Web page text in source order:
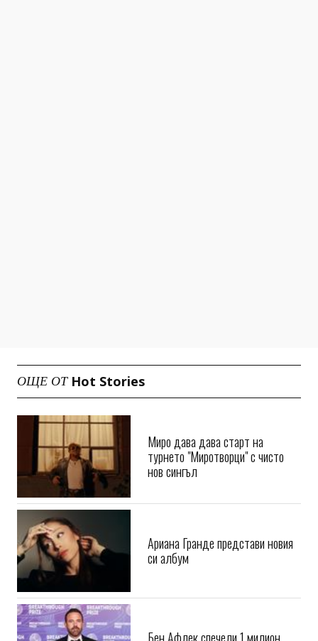
ОЩЕ ОТ Hot Stories
Миро дава дава старт на
турнето "Миротворци" с чисто
нов сингъл
Ариана Гранде представи новия
си албум